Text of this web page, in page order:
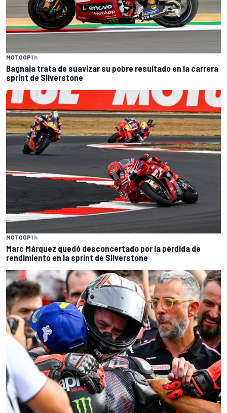
MOTOGP1 h
Bagnaia trata de suavizar su pobre resultado en la carrera
sprint de Silverstone
MOTOGP1 h
Marc Márquez quedó desconcertado por la pérdida de
rendimiento en la sprint de Silverstone